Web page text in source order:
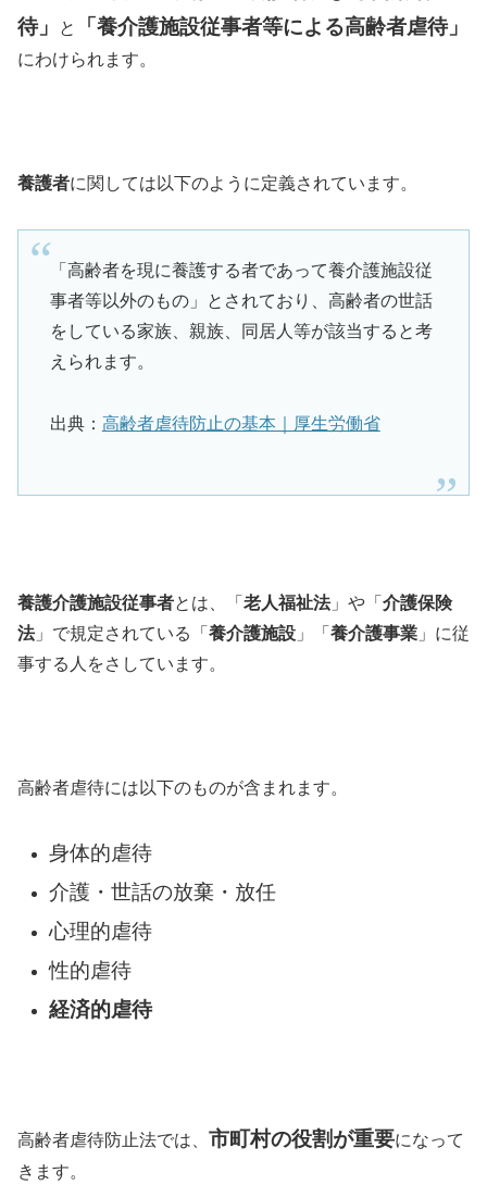
待 」 と 「 養介護施設従事者等による高齢者虐待 」
にわけられます。
養護者に関しては以下のように定義されています。
「高齢者を現に養護する者であって養介護施設従
事者等以外のもの」とされており、高齢者の世話
をしている家族、親族、同居人等が該当すると考
えられます。
出典： 高齢者虐待防止の基本｜厚生労働省
養護介護施設従事者とは、「 老人福祉法」や「 介護保険
法」で規定されている「 養介護施設 」「 養介護事業 」に従
事する人をさしています。
高齢者虐待には以下のものが含まれます。
身体的虐待
介護・世話の放棄・放任
心理的虐待
性的虐待
経済的虐待
高齢者虐待防止法では、 市町村の役割が重要になって
きます。